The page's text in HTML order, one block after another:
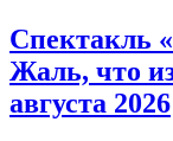
Спектакль
Жаль, что
августа 2026